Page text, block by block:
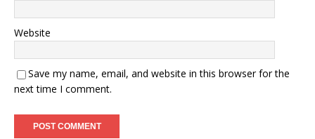
Website
Save my name, email, and website in this browser for the
next time I comment.